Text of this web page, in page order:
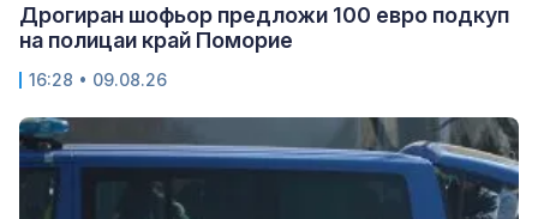
Дрогиран шофьор предложи 100 евро подкуп
на полицаи край Поморие
16:28 • 09.08.26